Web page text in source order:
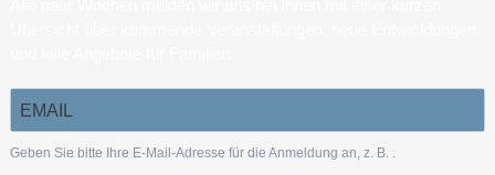
Geben Sie bitte Ihre E-Mail-Adresse für die Anmeldung an, z. B. .